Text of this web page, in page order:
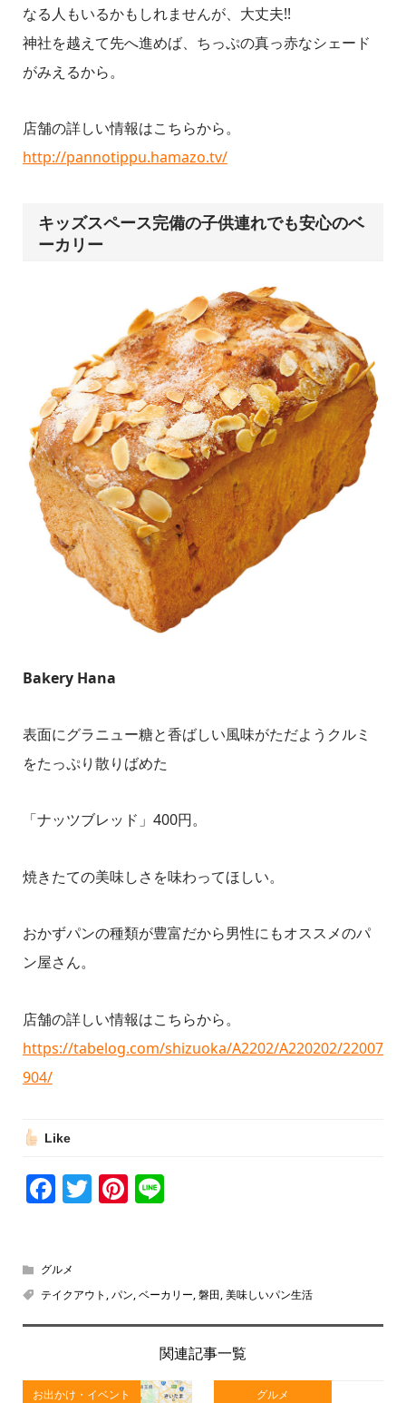
なる人もいるかもしれませんが、大丈夫!!
神社を越えて先へ進めば、ちっぷの真っ赤なシェード
がみえるから。
店舗の詳しい情報はこちらから。
http://pannotippu.hamazo.tv/
キッズスペース完備の子供連れでも安心のベ
ーカリー
Bakery Hana
表面にグラニュー糖と香ばしい風味がただようクルミ
をたっぷり散りばめた
「ナッツブレッド」400円。
焼きたての美味しさを味わってほしい。
おかずパンの種類が豊富だから男性にもオススメのパ
ン屋さん。
店舗の詳しい情報はこちらから。
https://tabelog.com/shizuoka/A2202/A220202/22007
904/
Like
Facebook
TwitterPinterest
Line
グルメ
テイクアウト ,パン,ベーカリー,磐田,美味しいパン生活
関連記事一覧
お出かけ・イベント グルメ